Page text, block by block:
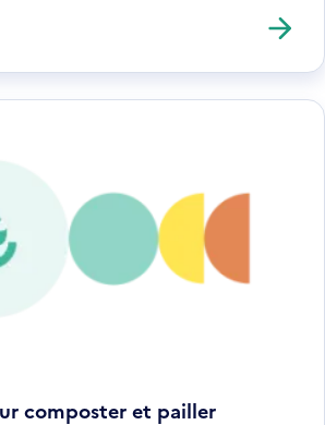
composter et pailler